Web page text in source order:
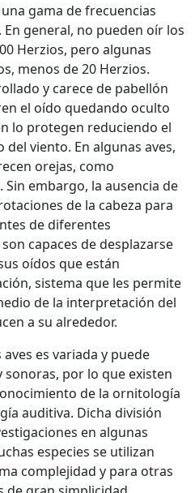
gama de frecuencias
general, no pueden oír los
Herzios, pero algunas
menos de 20 Herzios.
y carece de pabellón
el oído quedando oculto
lo protegen reduciendo el
viento. En algunas aves,
orejas, como
embargo, la ausencia de
de la cabeza para
de diferentes
capaces de desplazarse
oídos que están
sistema que les permite
de la interpretación del
a su alrededor.
es variada y puede
sonoras, por lo que existen
de la ornitología
auditiva. Dicha división
en algunas
especies se utilizan
complejidad y para otras